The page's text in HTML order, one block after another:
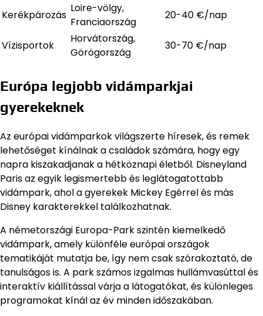
Kerékpározás
Loire-völgy,
Franciaország
20-40 €/nap
Vízisportok
Horvátország,
Görögország
30-70 €/nap
Európa legjobb vidámparkjai
gyerekeknek
Az európai vidámparkok világszerte híresek, és remek
lehetőséget kínálnak a családok számára, hogy egy
napra kiszakadjanak a hétköznapi életből. Disneyland
Paris az egyik legismertebb és leglátogatottabb
vidámpark, ahol a gyerekek Mickey Egérrel és más
Disney karakterekkel találkozhatnak.
A németországi Europa-Park szintén kiemelkedő
vidámpark, amely különféle európai országok
tematikáját mutatja be, így nem csak szórakoztató, de
tanulságos is. A park számos izgalmas hullámvasúttal és
interaktív kiállítással várja a látogatókat, és különleges
programokat kínál az év minden időszakában.